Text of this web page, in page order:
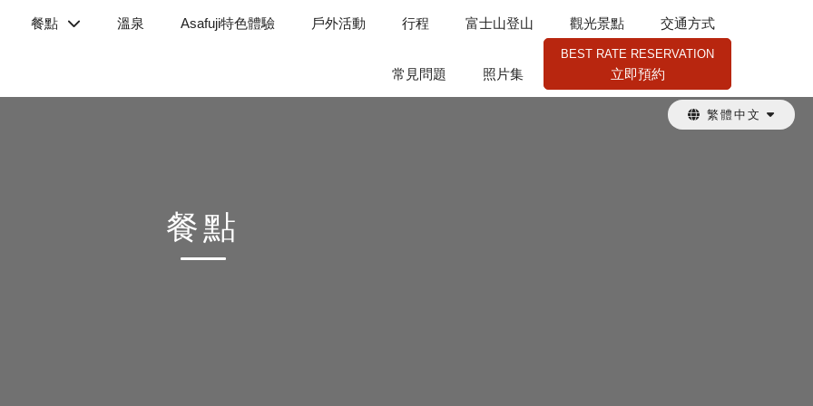
餐點 溫泉 Asafuji特色體驗 戶外活動 行程 富士山登山 觀光景點 交通方式
常見問題 照片集
BEST RATE RESERVATION
立即預約
繁體中文
餐點